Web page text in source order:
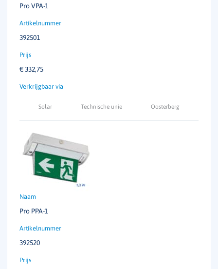
Pro VPA-1
392501
€ 332,75
Solar Technische unie Oosterberg
Pro PPA-1
392520